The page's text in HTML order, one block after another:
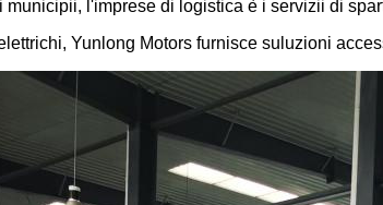
l'imprese di logistica è i servizii di
Yunlong Motors furnisce suluzioni